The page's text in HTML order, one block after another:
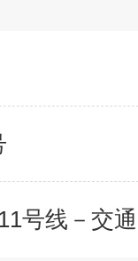
号线－交